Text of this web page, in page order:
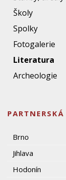
Školy
Spolky
Fotogalerie
Literatura
Archeologie
Brno
Jihlava
Hodonín